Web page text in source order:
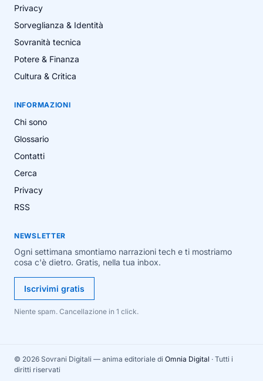
Privacy
Sorveglianza & Identità
Sovranità tecnica
Potere & Finanza
Cultura & Critica
INFORMAZIONI
Chi sono
Glossario
Contatti
Cerca
Privacy
RSS
NEWSLETTER
Ogni settimana smontiamo narrazioni tech e ti mostriamo
cosa c'è dietro. Gratis, nella tua inbox.
Iscrivimi gratis
Niente spam. Cancellazione in 1 click.
© 2026 Sovrani Digitali — anima editoriale di Omnia Digital · Tutti i
diritti riservati